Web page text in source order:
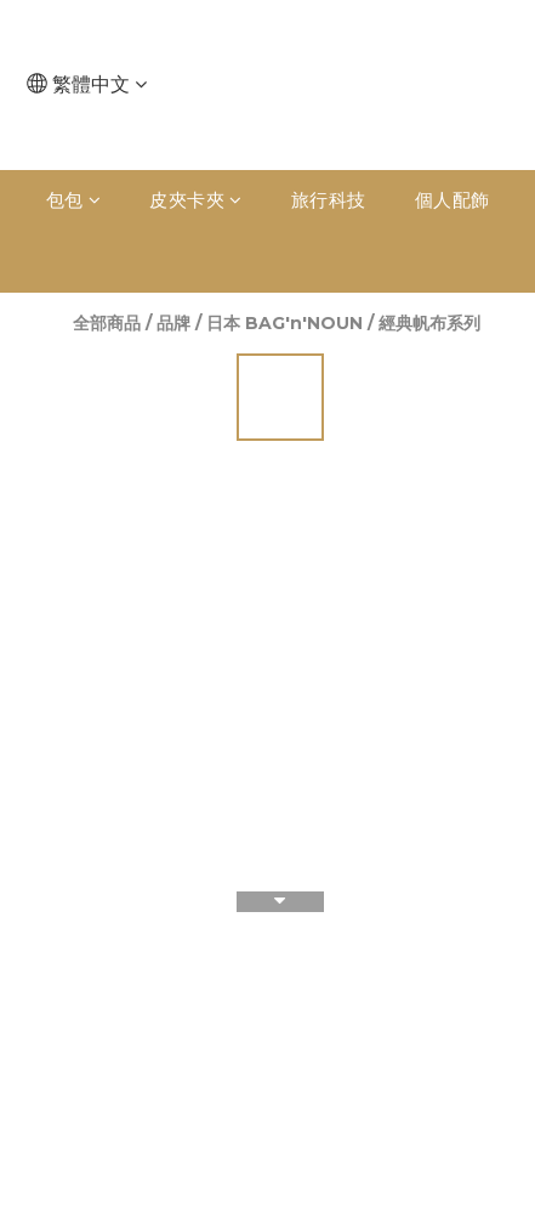
繁體中文
包包 皮夾卡夾 旅行科技 個人配飾
全部商品 /品牌 / 日本 BAG'n'NOUN /經典帆布系列